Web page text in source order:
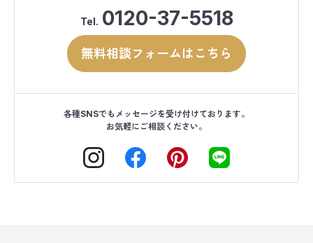
Tel. 0120-37-5518
無料相談フォームはこちら
各種SNSでもメッセージを受け付けております。
お気軽にご相談ください。